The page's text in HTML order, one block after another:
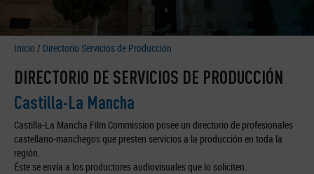
Inicio / Directorio Servicios de Producción
DIRECTORIO DE SERVICIOS DE PRODUCCIÓN
Castilla-La Mancha
Castilla-La Mancha Film Commission posee un directorio de profesionales
castellano-manchegos que presten servicios a la producción en toda la
región.
Éste se envía a los productores audiovisuales que lo soliciten.